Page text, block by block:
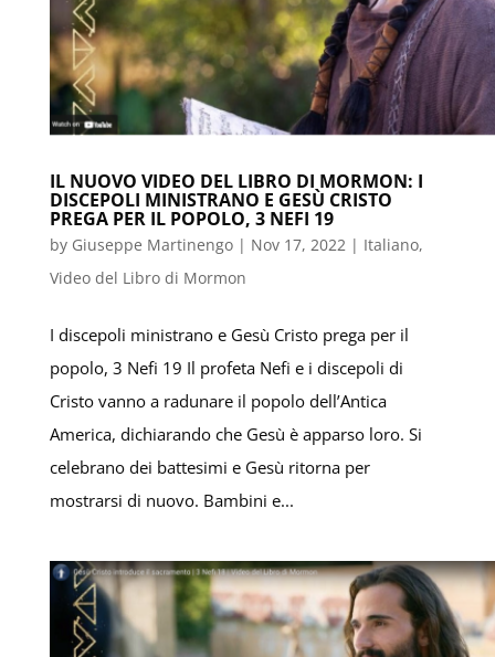
IL NUOVO VIDEO DEL LIBRO DI MORMON: I
DISCEPOLI MINISTRANO E GESÙ CRISTO
PREGA PER IL POPOLO, 3 NEFI 19
by Giuseppe Martinengo| Nov 17, 2022| Italiano,
Video del Libro di Mormon
I discepoli ministrano e Gesù Cristo prega per il
popolo, 3 Nefi 19 Il profeta Nefi e i discepoli di
Cristo vanno a radunare il popolo dell’Antica
America, dichiarando che Gesù è apparso loro. Si
celebrano dei battesimi e Gesù ritorna per
mostrarsi di nuovo. Bambini e...